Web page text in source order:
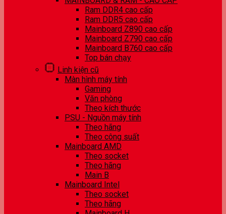
Ram DDR4 cao cấp
Ram DDR5 cao cấp
Mainboard Z890 cao cấp
Mainboard Z790 cao cấp
Mainboard B760 cao cấp
Top bán chạy
Linh kiện cũ
Màn hình máy tính
Gaming
Văn phòng
Theo kích thước
PSU - Nguồn máy tính
Theo hãng
Theo công suất
Mainboard AMD
Theo socket
Theo hãng
Main B
Mainboard Intel
Theo socket
Theo hãng